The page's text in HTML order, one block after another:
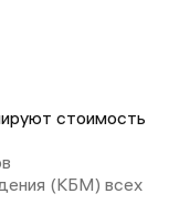
стоимость
(КБМ) всех